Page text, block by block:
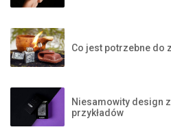
Co jest potrzebne do
Niesamowity design
przykładów